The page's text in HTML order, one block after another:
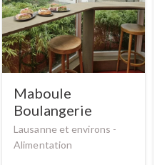
Maboule
Boulangerie
Lausanne et environs -
Alimentation